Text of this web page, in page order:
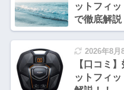
ットフィ
で徹底解
2026年8月
【口コミ
ットフィ